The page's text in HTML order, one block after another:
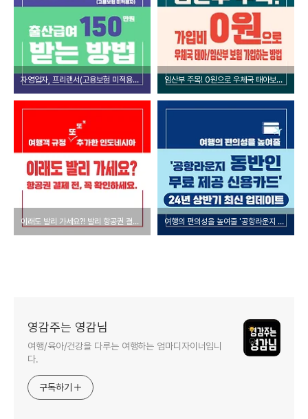
자영업자, 프리랜서(고용보험 미적용자) 출산급여 150만원 받는 방법 임산부 주목! 0원으로 우체국 태아보험 가입하는 방법
이래도 발리 가세요?! 발리 항공권 결제 전, 꼭 확인하세요! 여행의 편의성을 높여줄 '공항라운지 동반인 무료 제공 신용카드' 추천!(24년 상반기 최신 업데이트)
영감주는 영감님
여행/육아/건강을 다루는 여행하는 엄마디자이너입니
다.
구독하기